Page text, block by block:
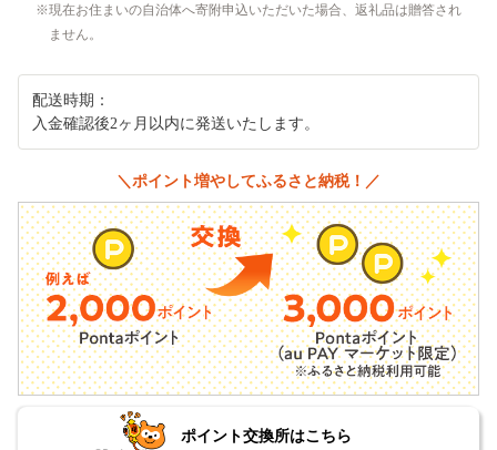
現在お住まいの自治体へ寄附申込いただいた場合、返礼品は贈答され
ません。
配送時期：
入金確認後2ヶ月以内に発送いたします。
＼ポイント増やしてふるさと納税！／
ポイント交換所はこちら